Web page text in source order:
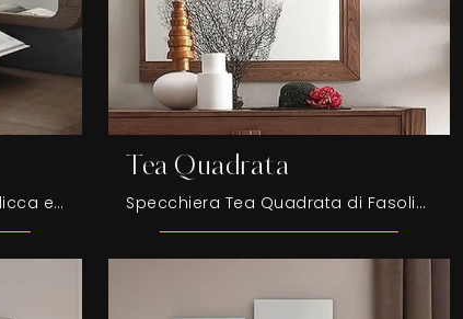
Specchiera Cleo di Fasolin: clicca e scopri di più sui Complementi e specchi moderni in legno del noto e rinomato marchio!
Tea Quadrata
Specchiera Tea Quadrata di Fasolin: clicca e scopri di più sui Complementi e specchi moderni in legno del rinomato brand!